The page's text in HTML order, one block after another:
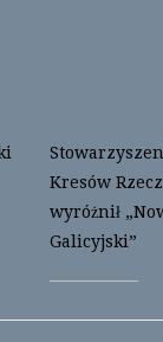
Kresów
wyróżnił
Galicyjski”